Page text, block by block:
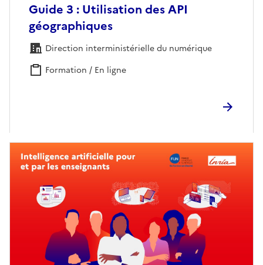
Guide 3 : Utilisation des API
géographiques
Direction interministérielle du numérique
Formation / En ligne